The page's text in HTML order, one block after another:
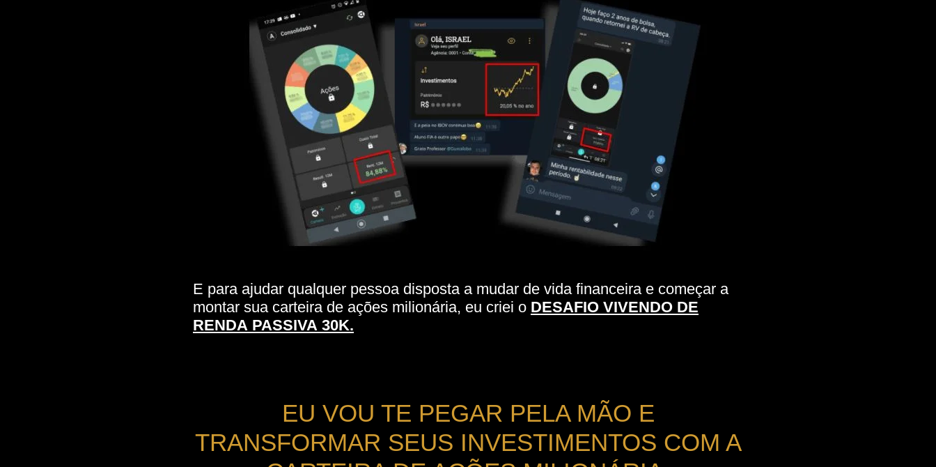
E para ajudar qualquer pessoa disposta a mudar de vida financeira e começar a
montar sua carteira de ações milionária, eu criei o DESAFIO VIVENDO DE
RENDA PASSIVA 30K.
EU VOU TE PEGAR PELA MÃO E
TRANSFORMAR SEUS INVESTIMENTOS COM A